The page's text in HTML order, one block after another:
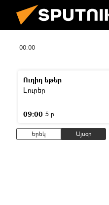
00:00
Ուղիղ եթեր
Լուրեր
09:00 5 ր
Երեկ Այսօր